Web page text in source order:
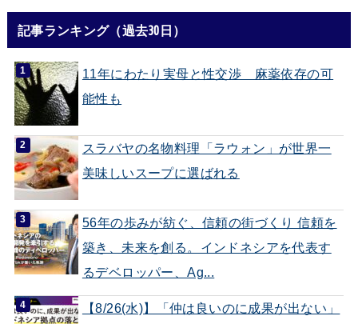
記事ランキング（過去30日）
11年にわたり実母と性交渉 麻薬依存の可
能性も
スラバヤの名物料理「ラウォン」が世界一
美味しいスープに選ばれる
56年の歩みが紡ぐ、信頼の街づくり 信頼を
築き、未来を創る。インドネシアを代表す
るデベロッパー、Ag...
【8/26(水)】「仲は良いのに成果が出ない」